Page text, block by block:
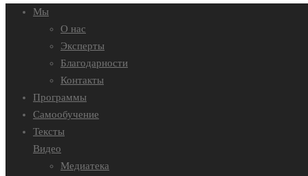
Мы
О нас
Эксперты
Благодарности
Контакты
Программы
Самообучение
Тексты
Видео
Медиатека